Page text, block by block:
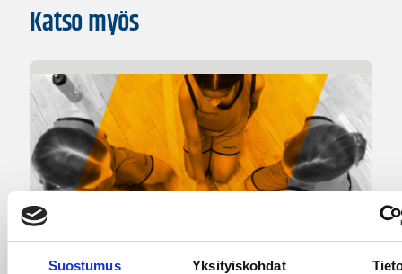
Suostumus Yksityiskohdat
Katso myös